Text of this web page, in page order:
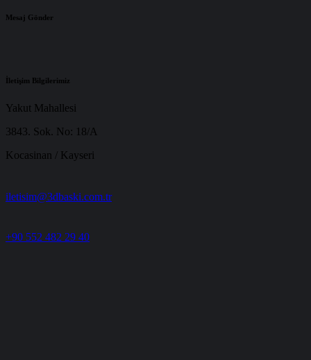
Mesaj Gönder
İletişim Bilgilerimiz
Yakut Mahallesi
3843. Sok. No: 18/A
Kocasinan / Kayseri
iletisim@3dbaski.com.tr
+90 552 482 29 40